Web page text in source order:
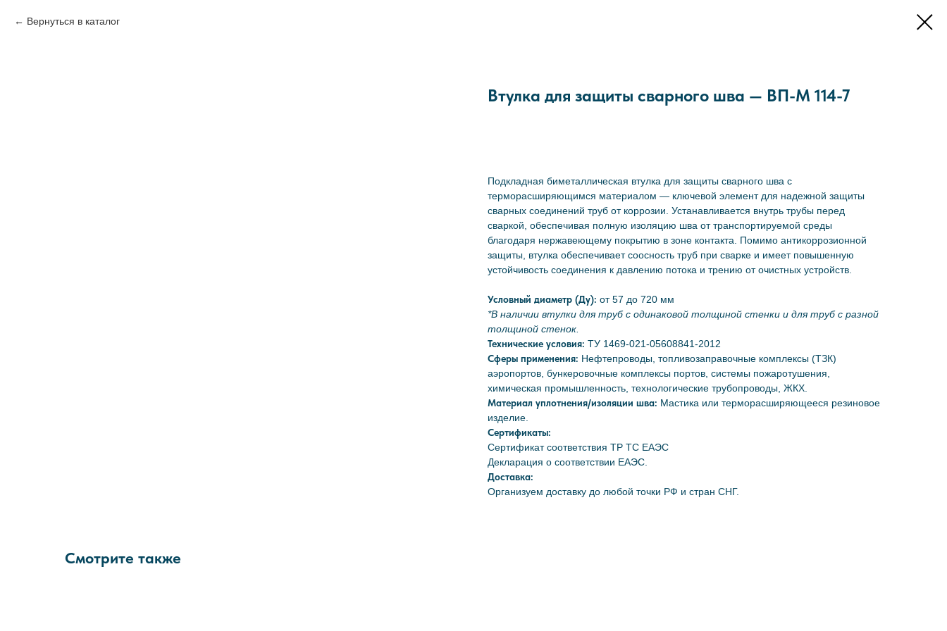
Вернуться в каталог
Втулка для защиты сварного шва — ВП-М 114-7
Подкладная биметаллическая втулка для защиты сварного шва с
терморасширяющимся материалом — ключевой элемент для надежной защиты
сварных соединений труб от коррозии. Устанавливается внутрь трубы перед
сваркой, обеспечивая полную изоляцию шва от транспортируемой среды
благодаря нержавеющему покрытию в зоне контакта. Помимо антикоррозионной
защиты, втулка обеспечивает соосность труб при сварке и имеет повышенную
устойчивость соединения к давлению потока и трению от очистных устройств.
Условный диаметр (Ду): от 57 до 720 мм
*В наличии втулки для труб с одинаковой толщиной стенки и для труб с разной
толщиной стенок.
Технические условия: ТУ 1469-021-05608841-2012
Сферы применения: Нефтепроводы, топливозаправочные комплексы (ТЗК)
аэропортов, бункеровочные комплексы портов, системы пожаротушения,
химическая промышленность, технологические трубопроводы, ЖКХ.
Материал уплотнения/изоляции шва: Мастика или терморасширяющееся резиновое
изделие.
Сертификаты:
Сертификат соответствия ТР ТС ЕАЭС
Декларация о соответствии ЕАЭС.
Доставка:
Организуем доставку до любой точки РФ и стран СНГ.
Смотрите также